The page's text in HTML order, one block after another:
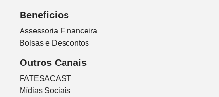
Beneficios
Assessoria Financeira
Bolsas e Descontos
Outros Canais
FATESACAST
Mídias Sociais